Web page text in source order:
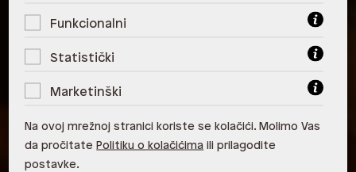
Veličina: UNIC
Duljina naramenice: 53.34 cm
Širina: 18 cm
Dubina: 5 cm
Funkcionalni
Statistički
Marketinški
Na ovoj mrežnoj stranici koriste se kolačići. Molimo Vas
da pročitate Politiku o kolačićima ili prilagodite
postavke.